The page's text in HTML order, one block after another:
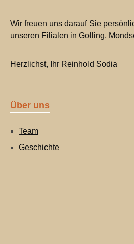
Wir freuen uns darauf Sie
unseren Filialen in Golling,
Herzlichst, Ihr Reinhold Sodia
Über uns
Team
Geschichte